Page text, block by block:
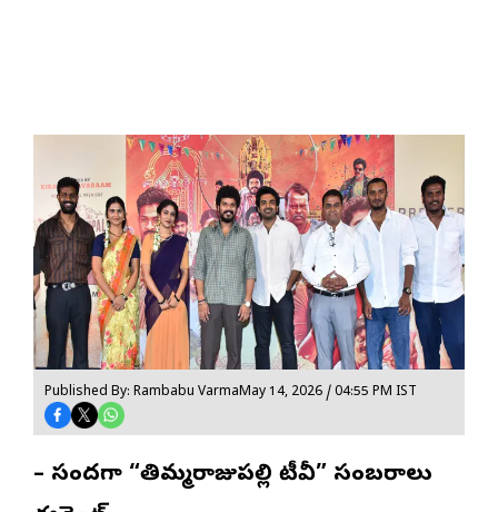
Published By: Rambabu VarmaMay 14, 2026 / 04:55 PM IST
– సందడిగా “తిమ్మరాజుపల్లి టీవీ” సంబరాలు